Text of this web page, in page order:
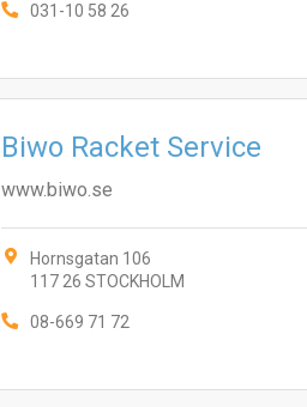
031-10 58 26
Biwo Racket Service
www.biwo.se
Hornsgatan 106
117 26 STOCKHOLM
08-669 71 72